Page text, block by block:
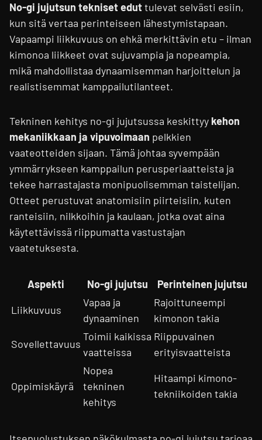
No-gi jujutsun tekniset eduttulevat selvästi esiin,
kun sitä vertaa perinteiseen lähestymistapaan.
Vapaampi liikkuvuus on ehkä merkittävin etu – ilman
kimonoa liikkeet ovat sujuvampia ja nopeampia,
mikä mahdollistaa dynaamisemman harjoittelun ja
realistisemmat kamppailutilanteet.
Tekninen kehitys no-gi jujutsussa keskittyy kehon
mekaniikkaan ja vipuvoimaan pelkkien
vaateotteiden sijaan. Tämä johtaa syvempään
ymmärrykseen kamppailun perusperiaatteista ja
tekee harrastajasta monipuolisemman taistelijan.
Otteet perustuvat anatomisiin piirteisiin, kuten
ranteisiin, nilkkoihin ja kaulaan, jotka ovat aina
käytettävissä riippumatta vastustajan
vaatetuksesta.
Aspekti No-gi jujutsu
Perinteinen jujutsu
Liikkuvuus
Vapaa ja
dynaaminen
Rajoittuneempi
kimonon takia
Sovellettavuus
Toimii kaikissa
vaatteissa
Riippuvainen
erityisvaatteista
Oppimiskäyrä
Nopea
tekninen
kehitys
Hitaampi kimono-
tekniikoiden takia